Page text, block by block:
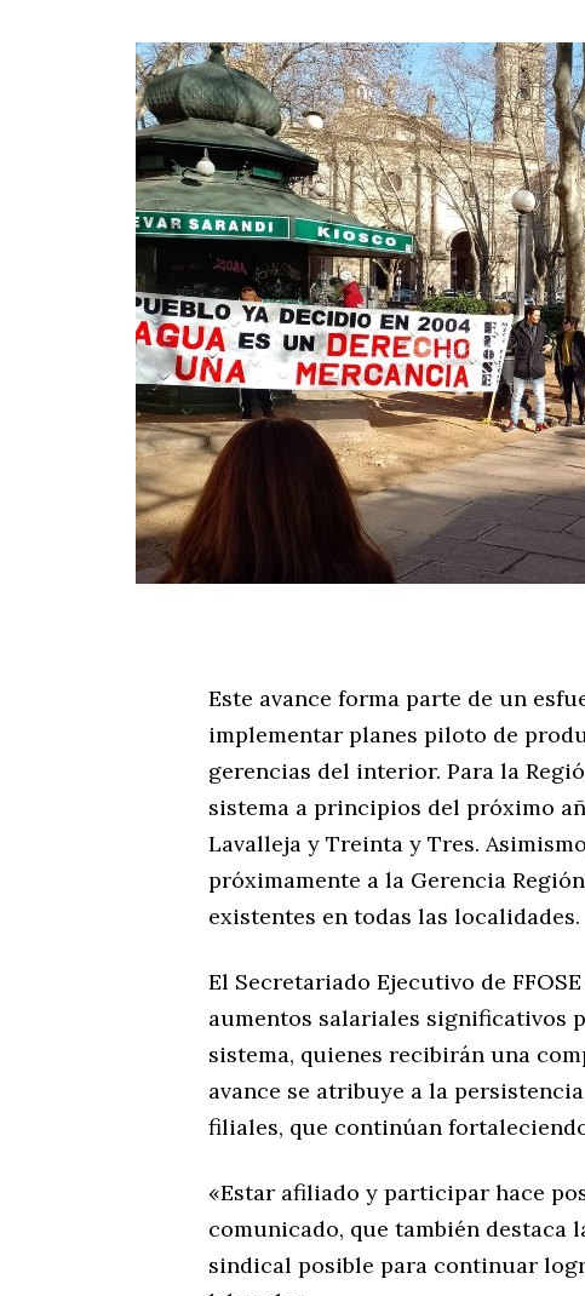
Este avance forma parte de un
implementar planes piloto de
gerencias del interior. Para la
sistema a principios del próximo
Lavalleja y Treinta y Tres.
próximamente a la Gerencia
existentes en todas las localidades.
El Secretariado Ejecutivo de
aumentos salariales significativos
sistema, quienes recibirán una
avance se atribuye a la
filiales, que continúan
«Estar afiliado y participar hace
comunicado, que también
sindical posible para continuar